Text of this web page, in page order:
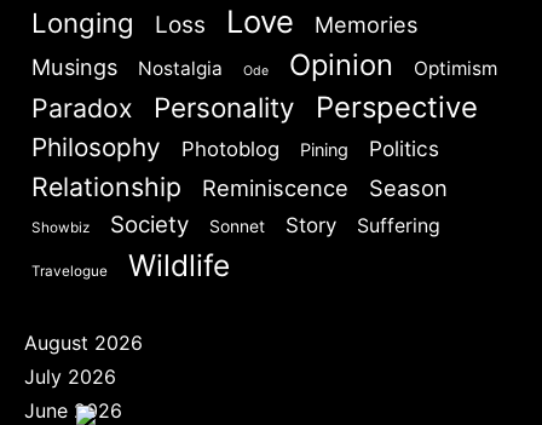
Longing Loss Love
Memories
Musings
Nostalgia Ode Opinion Optimism
Paradox Personality Perspective
Philosophy Photoblog Pining Politics
Relationship Reminiscence Season
Showbiz Society Sonnet Story Suffering
Travelogue Wildlife
August 2026
July 2026
June 2026